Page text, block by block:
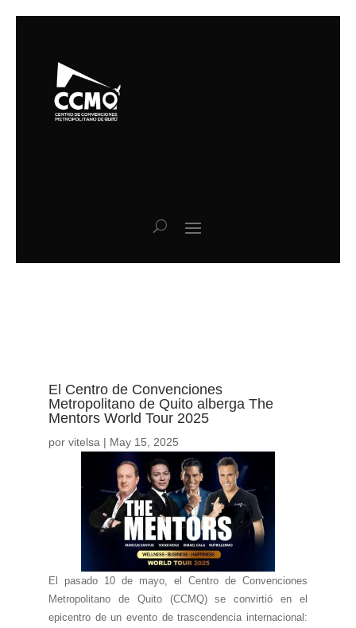
El Centro de Convenciones
Metropolitano de Quito alberga The
Mentors World Tour 2025
por vitelsa | May 15, 2025
El pasado 10 de mayo, el Centro de Convenciones
Metropolitano de Quito (CCMQ) se convirtió en el
epicentro de un evento de trascendencia internacional: